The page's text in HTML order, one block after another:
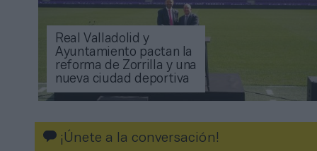
Real Valladolid y
Ayuntamiento pactan la
reforma de Zorrilla y una
nueva ciudad deportiva
¡Únete a la conversación!